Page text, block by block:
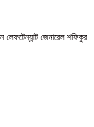
লেফটেন্যান্ট জেনারেল শফিকুর